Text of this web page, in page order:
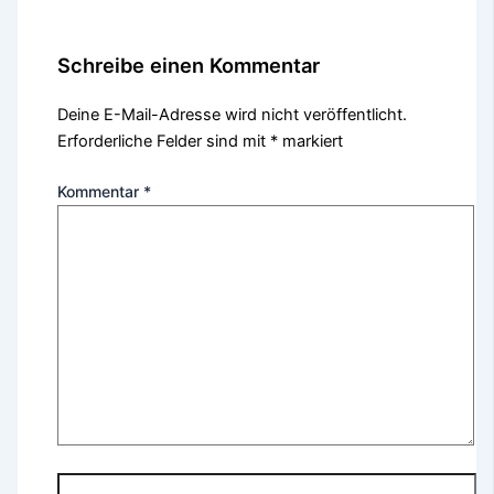
Schreibe einen Kommentar
Deine E-Mail-Adresse wird nicht veröffentlicht.
Erforderliche Felder sind mit * markiert
Kommentar *